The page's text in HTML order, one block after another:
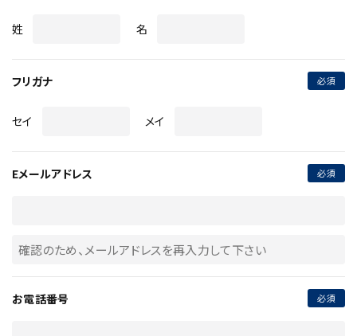
姓 名
フリガナ
セイ メイ
Eメールアドレス
お電話番号